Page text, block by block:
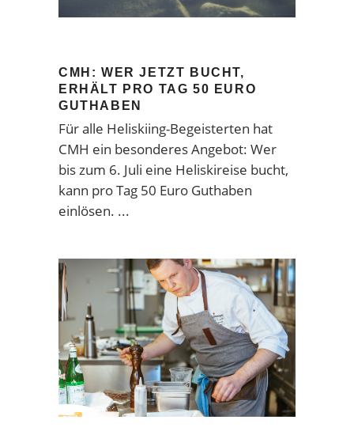
CMH: WER JETZT BUCHT,
ERHÄLT PRO TAG 50 EURO
GUTHABEN
Für alle Heliskiing-Begeisterten hat
CMH ein besonderes Angebot: Wer
bis zum 6. Juli eine Heliskireise bucht,
kann pro Tag 50 Euro Guthaben
einlösen.